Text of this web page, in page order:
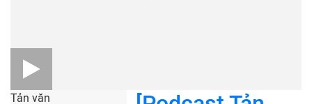
văn] Phù sa mùa hạ